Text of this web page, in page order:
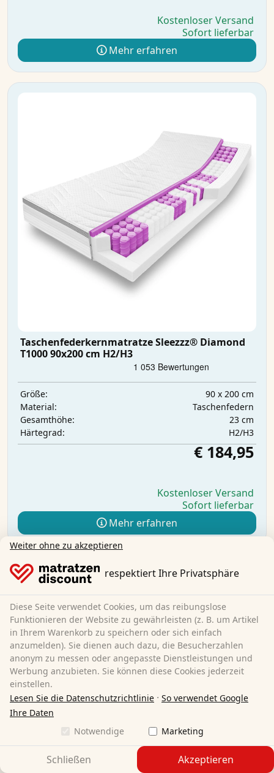
Kostenloser Versand
Sofort lieferbar
Mehr erfahren
Taschenfederkernmatratze Sleezzz® Diamond
T1000 90x200 cm H2/H3
Größe:
90 x 200 cm
Material:
Taschenfedern
Gesamthöhe:
23 cm
Härtegrad:
H2/H3
€ 184,95
Kostenloser Versand
Sofort lieferbar
Mehr erfahren
Weiter ohne zu akzeptieren
respektiert Ihre Privatsphäre
Diese Seite verwendet Cookies, um das reibungslose
Funktionieren der Website zu gewährleisten (z. B. um Artikel
in Ihrem Warenkorb zu speichern oder sich einfach
anzumelden). Sie dienen auch dazu, die Besucherzahlen
anonym zu messen oder angepasste Dienstleistungen und
Werbung anzubieten. Sie können diese Cookies jederzeit
einstellen.
Lesen Sie die Datenschutzrichtlinie · So verwendet Google
Ihre Daten
Notwendige
Marketing
Schließen Akzeptieren